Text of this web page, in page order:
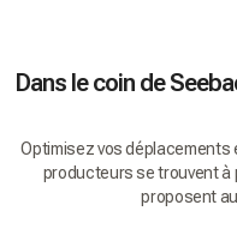
Dans le coin de
Optimisez vos
producteurs se trouvent à
proposent